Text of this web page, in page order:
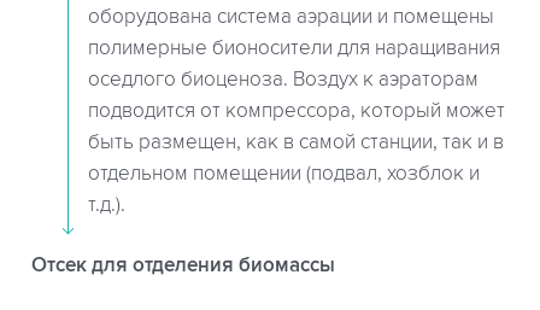
оборудована система аэрации и помещены
полимерные бионосители для наращивания
оседлого биоценоза. Воздух к аэраторам
подводится от компрессора, который может
быть размещен, как в самой станции, так и в
отдельном помещении (подвал, хозблок и
т.д.).
Отсек для отделения биомассы